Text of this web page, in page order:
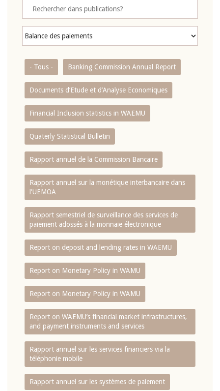
- Tous - Banking Commission Annual Report
Documents d’Etude et d’Analyse Economiques
Financial Inclusion statistics in WAEMU
Quaterly Statistical Bulletin
Rapport annuel de la Commission Bancaire
Rapport annuel sur la monétique interbancaire dans
l'UEMOA
Rapport semestriel de surveillance des services de
paiement adossés à la monnaie électronique
Report on deposit and lending rates in WAEMU
Report on Monetary Policy in WAMU
Report on Monetary Policy in WAMU
Report on WAEMU’s financial market infrastructures,
and payment instruments and services
Rapport annuel sur les services financiers via la
téléphonie mobile
Rapport annuel sur les systèmes de paiement